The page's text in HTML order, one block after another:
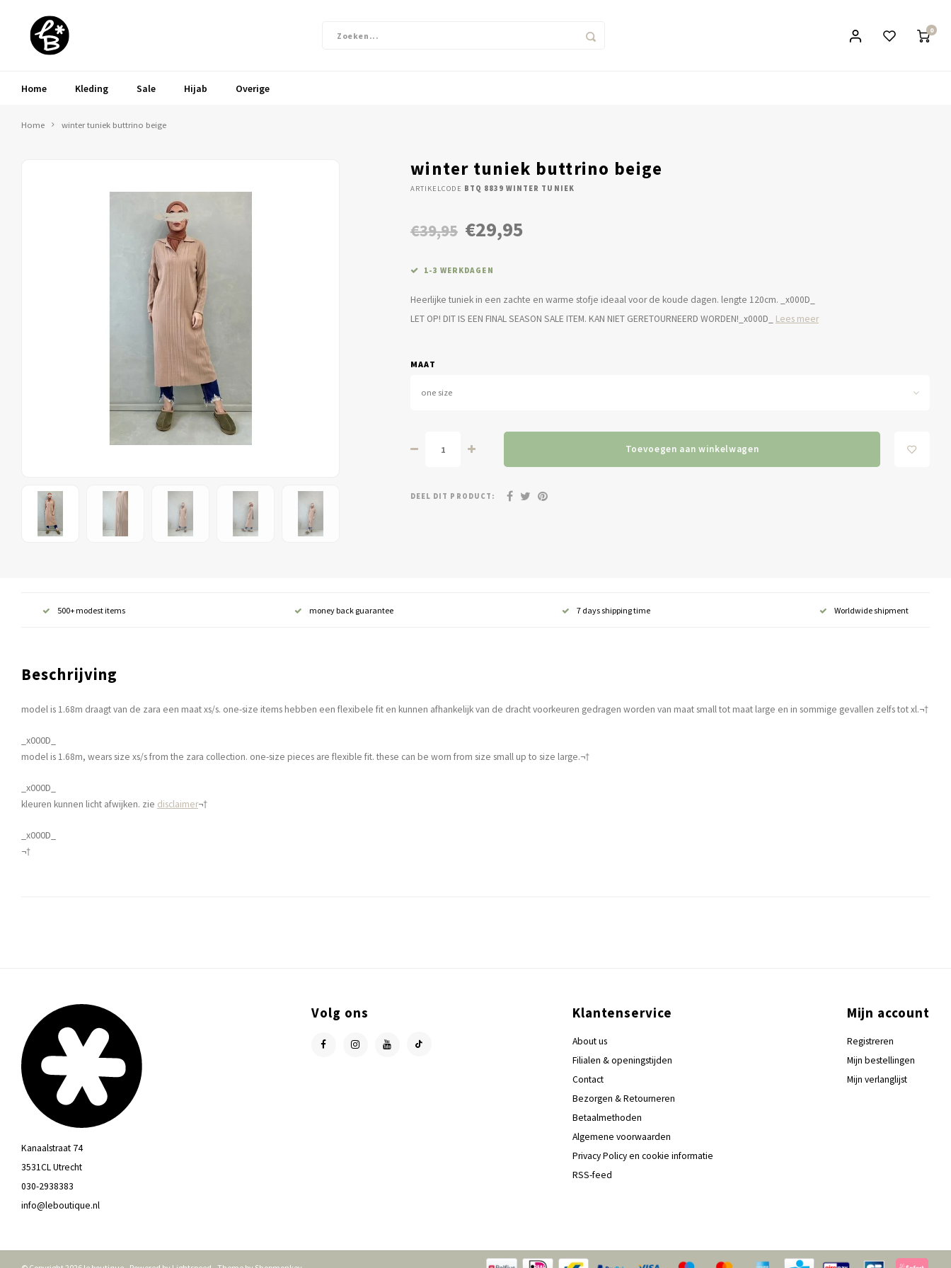
0
Home Kleding Sale Hijab Overige
Home winter tuniek buttrino beige
winter tuniek buttrino beige
ARTIKELCODE BTQ 8839 WINTER TUNIEK
€39,95 €29,95
1-3 WERKDAGEN
Heerlijke tuniek in een zachte en warme stofje ideaal voor de koude dagen. lengte 120cm. _x000D_
LET OP! DIT IS EEN FINAL SEASON SALE ITEM. KAN NIET GERETOURNEERD WORDEN!_x000D_ Lees meer
MAAT
one size
Toevoegen aan winkelwagen
DEEL DIT PRODUCT:
500+ modest items money back guarantee 7 days shipping time Worldwide shipment
Beschrijving
model is 1.68m draagt van de zara een maat xs/s. one-size items hebben een flexibele fit en kunnen afhankelijk van de dracht voorkeuren gedragen worden van maat small tot maat large en in sommige gevallen zelfs tot xl.¬†
_x000D_
model is 1.68m, wears size xs/s from the zara collection. one-size pieces are flexible fit. these can be worn from size small up to size large.¬†
_x000D_
kleuren kunnen licht afwijken. zie disclaimer¬†
_x000D_
¬†
Kanaalstraat 74
3531CL Utrecht
030-2938383
info@leboutique.nl
Volg ons Klantenservice
About us
Filialen & openingstijden
Contact
Bezorgen & Retourneren
Betaalmethoden
Algemene voorwaarden
Privacy Policy en cookie informatie
RSS-feed
Mijn account
Registreren
Mijn bestellingen
Mijn verlanglijst